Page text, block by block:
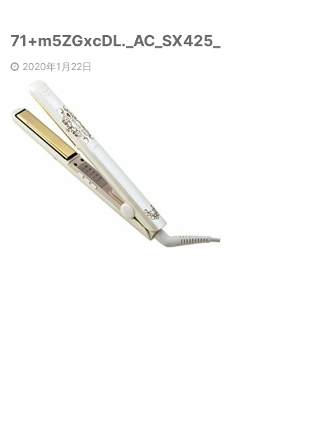
71+m5ZGxcDL._AC_SX425_
2020年1月22日